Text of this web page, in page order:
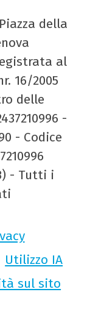
della
al
16/2005
delle
-
- Codice
- Tutti i
Utilizzo IA
sul sito